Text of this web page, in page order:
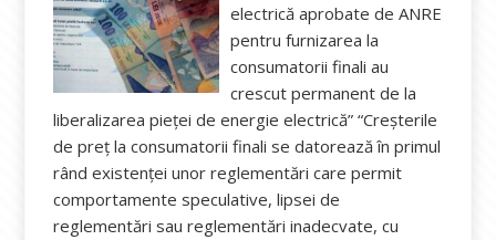
electrică aprobate de ANRE
pentru furnizarea la
consumatorii finali au
crescut permanent de la
liberalizarea pieței de energie electrică” “Creșterile
de preț la consumatorii finali se datorează în primul
rând existenței unor reglementări care permit
comportamente speculative, lipsei de
reglementări sau reglementări inadecvate, cu